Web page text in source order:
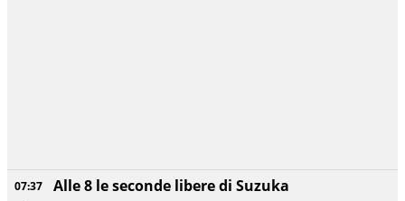
07:37
Alle 8 le seconde libere di Suzuka